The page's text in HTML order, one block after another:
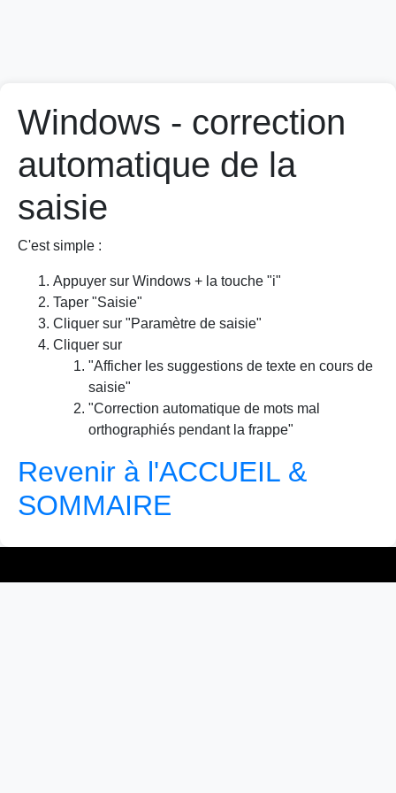
Windows - correction
automatique de la
saisie
C'est simple :
Appuyer sur Windows + la touche "i"
Taper "Saisie"
Cliquer sur "Paramètre de saisie"
Cliquer sur
"Afficher les suggestions de texte en cours de
saisie"
"Correction automatique de mots mal
orthographiés pendant la frappe"
Revenir à l'ACCUEIL &
SOMMAIRE